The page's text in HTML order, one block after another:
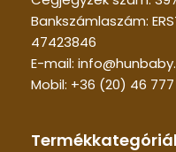
Bankszámlaszám:
47423846
E-mail:
Mobil: +36 (20) 46